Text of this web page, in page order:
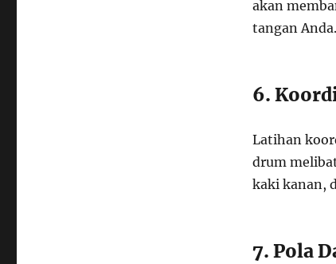
akan
tangan Anda.
6.
Latihan
drum
kaki kanan,
7. Pola